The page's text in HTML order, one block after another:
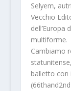
Selyem,
Vecchio
dell’Europa
multiforme.
Cambiamo
balletto con